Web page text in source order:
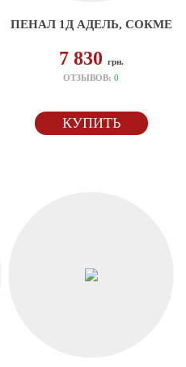
ПЕНАЛ 1Д АДЕЛЬ, СОКМЕ
7 830 грн.
ОТЗЫВОВ:0
КУПИТЬ